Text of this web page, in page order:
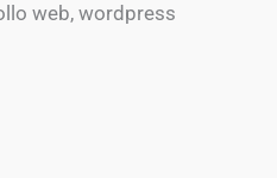
web, wordpress